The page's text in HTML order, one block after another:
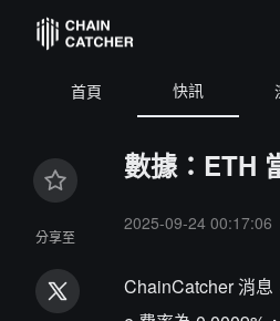
首頁 快訊
分享至
數據：ETH
2025-09-24 00:17:06
ChainCatcher 消